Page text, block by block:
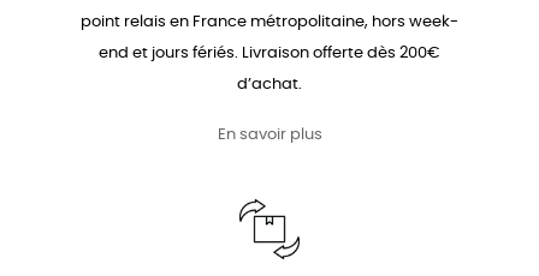
point relais en France métropolitaine, hors week-
end et jours fériés. Livraison offerte dès 200€
d’achat.
En savoir plus